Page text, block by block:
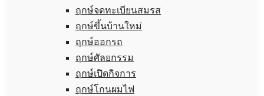
ฤกษ์จดทะเบียนสมรส
ฤกษ์ขึ้นบ้านใหม่
ฤกษ์ออกรถ
ฤกษ์ศัลยกรรม
ฤกษ์เปิดกิจการ
ฤกษ์โกนผมไฟ